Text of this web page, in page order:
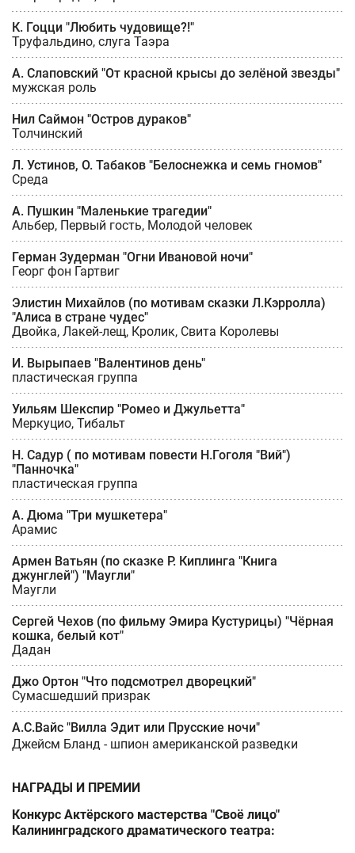
К. Гоцци "Любить чудовище?!"
Труфальдино, слуга Таэра
А. Слаповский "От красной крысы до зелёной звезды"
мужская роль
Нил Саймон "Остров дураков"
Толчинский
Л. Устинов, О. Табаков "Белоснежка и семь гномов"
Среда
А. Пушкин "Маленькие трагедии"
Альбер, Первый гость, Молодой человек
Герман Зудерман "Огни Ивановой ночи"
Георг фон Гартвиг
Элистин Михайлов (по мотивам сказки Л.Кэрролла)
"Алиса в стране чудес"
Двойка, Лакей-лещ, Кролик, Свита Королевы
И. Вырыпаев "Валентинов день"
пластическая группа
Уильям Шекспир "Ромео и Джульетта"
Меркуцио, Тибальт
Н. Садур ( по мотивам повести Н.Гоголя "Вий")
"Панночка"
пластическая группа
А. Дюма "Три мушкетера"
Арамис
Армен Ватьян (по сказке Р. Киплинга "Книга
джунглей") "Маугли"
Маугли
Сергей Чехов (по фильму Эмира Кустурицы) "Чёрная
кошка, белый кот"
Дадан
Джо Ортон "Что подсмотрел дворецкий"
Сумасшедший призрак
А.С.Вайс "Вилла Эдит или Прусские ночи"
Джейсм Бланд - шпион американской разведки
НАГРАДЫ И ПРЕМИИ
Конкурс Актёрского мастерства "Своё лицо"
Калининградского драматического театра: